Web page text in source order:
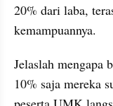
20% dari laba,
kemampuannya.
Jelaslah mengapa
10% saja mereka